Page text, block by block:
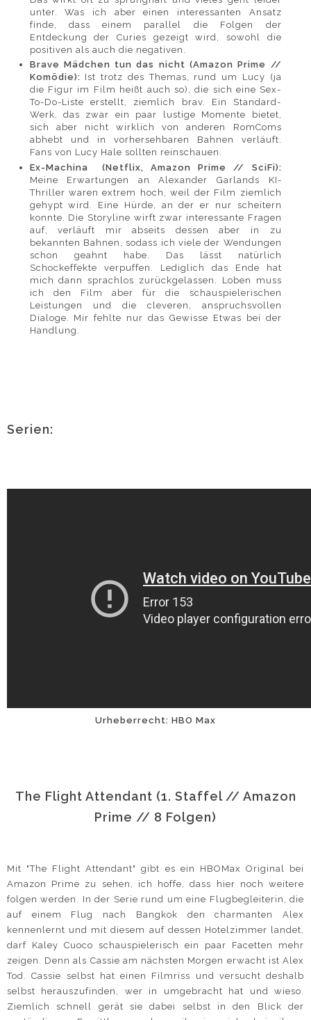
unter. Was ich aber einen interessanten Ansatz
finde, dass einem parallel die Folgen der
Entdeckung der Curies gezeigt wird, sowohl die
positiven als auch die negativen.
Brave Mädchen tun das nicht (Amazon Prime //
Komödie): Ist trotz des Themas, rund um Lucy (ja
die Figur im Film heißt auch so), die sich eine Sex-
To-Do-Liste erstellt, ziemlich brav. Ein Standard-
Werk, das zwar ein paar lustige Momente bietet,
sich aber nicht wirklich von anderen RomComs
abhebt und in vorhersehbaren Bahnen verläuft.
Fans von Lucy Hale sollten reinschauen.
Ex-Machina (Netflix, Amazon Prime // SciFi):
Meine Erwartungen an Alexander Garlands KI-
Thriller waren extrem hoch, weil der Film ziemlich
gehypt wird. Eine Hürde, an der er nur scheitern
konnte. Die Storyline wirft zwar interessante Fragen
auf, verläuft mir abseits dessen aber in zu
bekannten Bahnen, sodass ich viele der Wendungen
schon geahnt habe. Das lässt natürlich
Schockeffekte verpuffen. Lediglich das Ende hat
mich dann sprachlos zurückgelassen. Loben muss
ich den Film aber für die schauspielerischen
Leistungen und die cleveren, anspruchsvollen
Dialoge. Mir fehlte nur das Gewisse Etwas bei der
Handlung.
Serien:
Urheberrecht: HBO Max
The Flight Attendant (1. Staffel // Amazon
Prime // 8 Folgen)
Mit "The Flight Attendant" gibt es ein HBOMax Original bei
Amazon Prime zu sehen, ich hoffe, dass hier noch weitere
folgen werden. In der Serie rund um eine Flugbegleiterin, die
auf einem Flug nach Bangkok den charmanten Alex
kennenlernt und mit diesem auf dessen Hotelzimmer landet,
darf Kaley Cuoco schauspielerisch ein paar Facetten mehr
zeigen. Denn als Cassie am nächsten Morgen erwacht ist Alex
Tod. Cassie selbst hat einen Filmriss und versucht deshalb
selbst herauszufinden, wer in umgebracht hat und wieso.
Ziemlich schnell gerät sie dabei selbst in den Blick der